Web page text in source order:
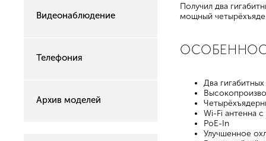
Видеонаблюдение
Телефония
Архив моделей
Получил два
мощный
Два
Wi-Fi антенна
PoE-In
Улучшенное